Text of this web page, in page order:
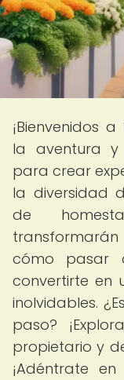
¡Bienvenidos a
la aventura y
para crear
la diversidad
de
cómo pasar
convertirte en
inolvidables.
paso?
propietario y
¡Adéntrate